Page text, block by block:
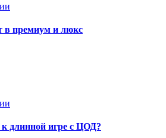
в премиум и люкс
длинной игре с ЦОД?